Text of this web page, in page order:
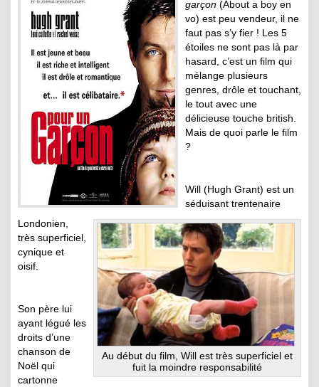
garçon (About a boy en
vo) est peu vendeur, il ne
faut pas s’y fier ! Les 5
étoiles ne sont pas là par
hasard, c’est un film qui
mélange plusieurs
genres, drôle et touchant,
le tout avec une
délicieuse touche british.
Mais de quoi parle le film
?
Au début du film, Will est très superficiel et
fuit la moindre responsabilité
Will (Hugh Grant) est un
séduisant trentenaire
Londonien,
très superficiel,
cynique et
oisif.
Son père lui
ayant légué les
droits d’une
chanson de
Noël qui
cartonne